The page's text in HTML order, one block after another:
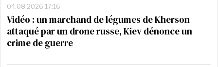
04.08.2026 17:16
Vidéo : un marchand de légumes de Kherson
attaqué par un drone russe, Kiev dénonce un
crime de guerre